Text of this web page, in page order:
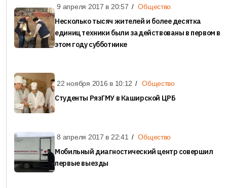
9 апреля 2017 в 20:57 Общество
Несколько тысяч жителей и более десятка
единиц техники были задействованы в первом в
этом году субботнике
22 ноября 2016 в 10:12 Общество
Студенты РязГМУ в Каширской ЦРБ
8 апреля 2017 в 22:41 Общество
Мобильный диагностический центр совершил
первые выезды